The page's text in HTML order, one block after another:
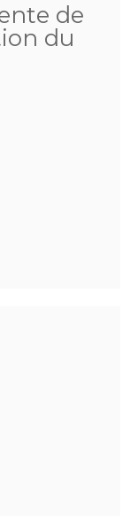
de
du